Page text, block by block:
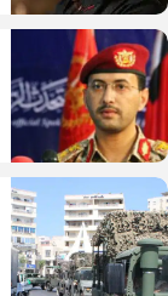
תוכן שיווקי
צבא וביטחון